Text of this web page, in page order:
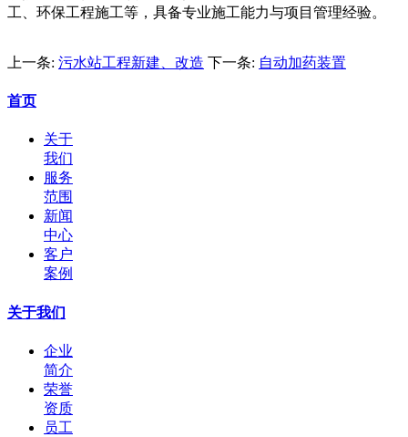
工、环保工程施工等，具备专业施工能力与项目管理经验。
上一条: 污水站工程新建、改造 下一条: 自动加药装置
首页
关于
我们
服务
范围
新闻
中心
客户
案例
关于我们
企业
简介
荣誉
资质
员工